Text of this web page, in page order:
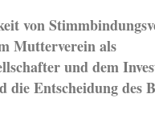
von
Mutterverein als
und dem
die Entscheidung des